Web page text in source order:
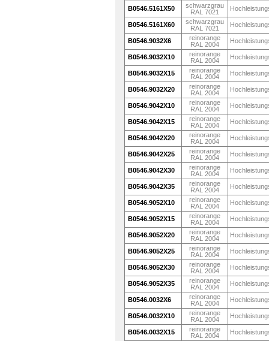
B0546.5161X50
schwarzgrau
RAL 7021
B0546.5161X60
schwarzgrau
RAL 7021
B0546.9032X6
reinorange
RAL 2004
B0546.9032X10
reinorange
RAL 2004
B0546.9032X15
reinorange
RAL 2004
B0546.9032X20
reinorange
RAL 2004
B0546.9042X10
reinorange
RAL 2004
B0546.9042X15
reinorange
RAL 2004
B0546.9042X20
reinorange
RAL 2004
B0546.9042X25
reinorange
RAL 2004
B0546.9042X30
reinorange
RAL 2004
B0546.9042X35
reinorange
RAL 2004
B0546.9052X10
reinorange
RAL 2004
B0546.9052X15
reinorange
RAL 2004
B0546.9052X20
reinorange
RAL 2004
B0546.9052X25
reinorange
RAL 2004
B0546.9052X30
reinorange
RAL 2004
B0546.9052X35
reinorange
RAL 2004
B0546.0032X6
reinorange
RAL 2004
B0546.0032X10
reinorange
RAL 2004
B0546.0032X15
reinorange
RAL 2004